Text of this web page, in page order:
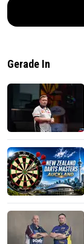
Gerade In